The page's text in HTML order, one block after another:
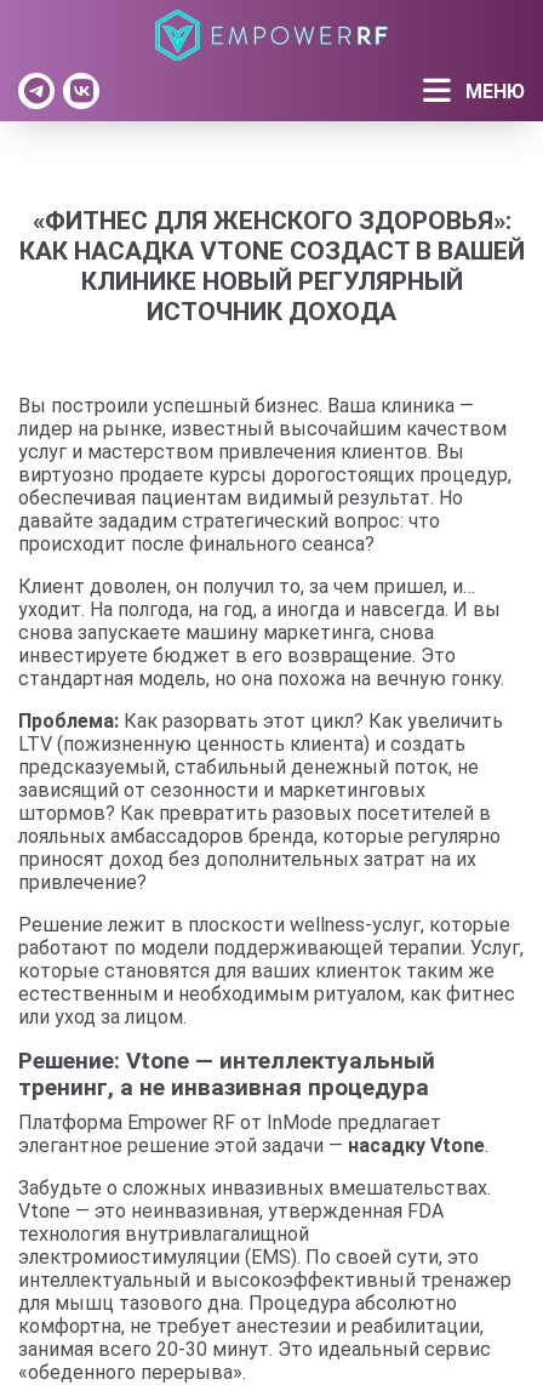
МЕНЮ
«ФИТНЕС ДЛЯ ЖЕНСКОГО ЗДОРОВЬЯ»:
КАК НАСАДКА VTONE СОЗДАСТ В ВАШЕЙ
КЛИНИКЕ НОВЫЙ РЕГУЛЯРНЫЙ
ИСТОЧНИК ДОХОДА
Вы построили успешный бизнес. Ваша клиника —
лидер на рынке, известный высочайшим качеством
услуг и мастерством привлечения клиентов. Вы
виртуозно продаете курсы дорогостоящих процедур,
обеспечивая пациентам видимый результат. Но
давайте зададим стратегический вопрос: что
происходит после финального сеанса?
Клиент доволен, он получил то, за чем пришел, и…
уходит. На полгода, на год, а иногда и навсегда. И вы
снова запускаете машину маркетинга, снова
инвестируете бюджет в его возвращение. Это
стандартная модель, но она похожа на вечную гонку.
Проблема: Как разорвать этот цикл? Как увеличить
LTV (пожизненную ценность клиента) и создать
предсказуемый, стабильный денежный поток, не
зависящий от сезонности и маркетинговых
штормов? Как превратить разовых посетителей в
лояльных амбассадоров бренда, которые регулярно
приносят доход без дополнительных затрат на их
привлечение?
Решение лежит в плоскости wellness-услуг, которые
работают по модели поддерживающей терапии. Услуг,
которые становятся для ваших клиенток таким же
естественным и необходимым ритуалом, как фитнес
или уход за лицом.
Решение: Vtone — интеллектуальный
тренинг, а не инвазивная процедура
Платформа Empower RF от InMode предлагает
элегантное решение этой задачи — насадку Vtone.
Забудьте о сложных инвазивных вмешательствах.
Vtone — это неинвазивная, утвержденная FDA
технология внутривлагалищной
электромиостимуляции (EMS). По своей сути, это
интеллектуальный и высокоэффективный тренажер
для мышц тазового дна. Процедура абсолютно
комфортна, не требует анестезии и реабилитации,
занимая всего 20-30 минут. Это идеальный сервис
«обеденного перерыва».